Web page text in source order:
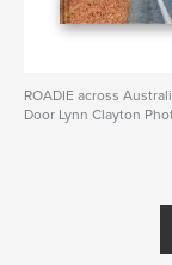
ROADIE across
Door Lynn Clayton